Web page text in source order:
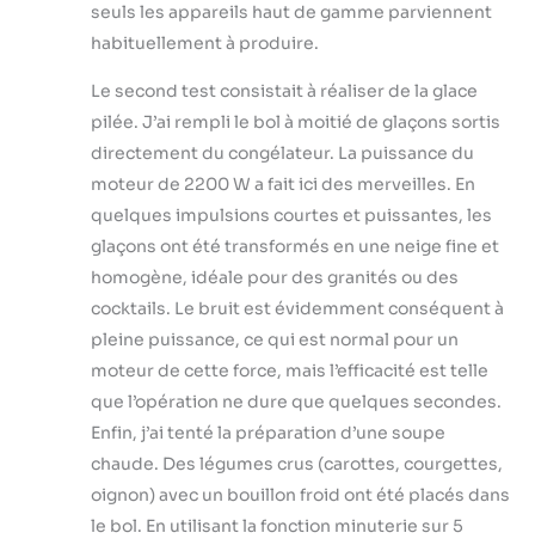
seuls les appareils haut de gamme parviennent
habituellement à produire.
Le second test consistait à réaliser de la glace
pilée. J’ai rempli le bol à moitié de glaçons sortis
directement du congélateur. La puissance du
moteur de 2200 W a fait ici des merveilles. En
quelques impulsions courtes et puissantes, les
glaçons ont été transformés en une neige fine et
homogène, idéale pour des granités ou des
cocktails. Le bruit est évidemment conséquent à
pleine puissance, ce qui est normal pour un
moteur de cette force, mais l’efficacité est telle
que l’opération ne dure que quelques secondes.
Enfin, j’ai tenté la préparation d’une soupe
chaude. Des légumes crus (carottes, courgettes,
oignon) avec un bouillon froid ont été placés dans
le bol. En utilisant la fonction minuterie sur 5